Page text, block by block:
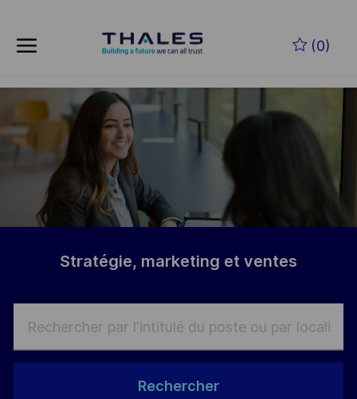
(0)
-
Stratégie, marketing et ventes
Rechercher